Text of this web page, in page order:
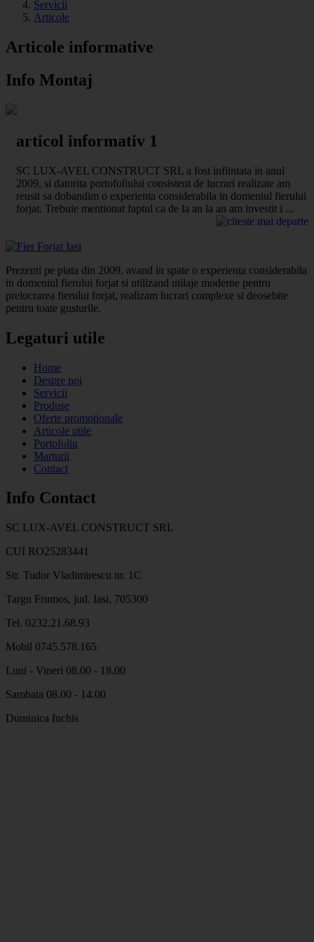
Servicii
Articole
Articole informative
Info Montaj
articol informativ 1
SC LUX-AVEL CONSTRUCT SRL a fost infiintata in anul
2009, si datorita portofoliului consistent de lucrari realizate am
reusit sa dobandim o experienta considerabila in domeniul fierului
forjat. Trebuie mentionat faptul ca de la an la an am investit i ...
Prezenti pe piata din 2009, avand in spate o experienta considerabila
in domeniul fierului forjat si utilizand utilaje moderne pentru
prelucrarea fierului forjat, realizam lucrari complexe si deosebite
pentru toate gusturile.
Legaturi utile
Home
Despre noi
Servicii
Produse
Oferte promotionale
Articole utile
Portofoliu
Marturii
Contact
Info Contact
SC LUX-AVEL CONSTRUCT SRL
CUI RO25283441
Str. Tudor Vladimirescu nr. 1C
Targu Frumos, jud. Iasi, 705300
Tel. 0232.21.68.93
Mobil 0745.578.165
Luni - Vineri 08.00 - 18.00
Sambata 08.00 - 14.00
Duminica Inchis